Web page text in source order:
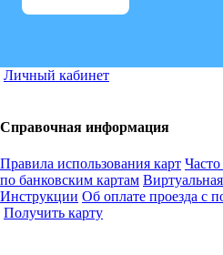
Личный кабинет
Справочная информация
Правила использования карт
по банковским картам
Инструкции Об оплате проезда с
Получить карту